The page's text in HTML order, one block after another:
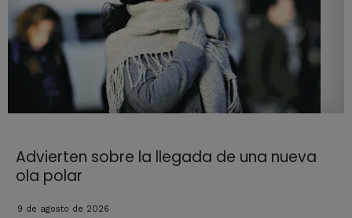
Advierten sobre la llegada de una nueva
ola polar
9 de agosto de 2026